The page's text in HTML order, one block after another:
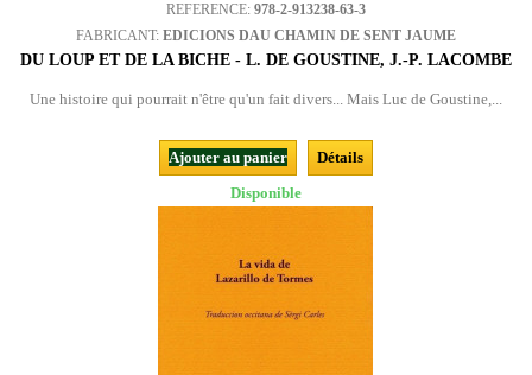
REFERENCE: 978-2-913238-63-3
FABRICANT: EDICIONS DAU CHAMIN DE SENT JAUME
DU LOUP ET DE LA BICHE - L. DE GOUSTINE, J.-P. LACOMBE
Une histoire qui pourrait n'être qu'un fait divers... Mais Luc de Goustine,...
Ajouter au panier
Détails
Disponible